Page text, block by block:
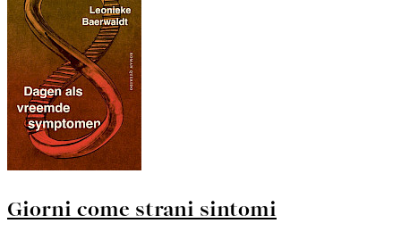
Giorni come strani sintomi